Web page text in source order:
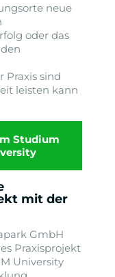
neue
oder das
Praxis sind
leisten kann
Studium
mit der
GmbH
Praxisprojekt
University